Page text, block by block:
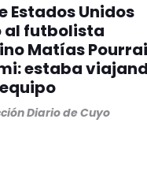
Estados Unidos
al futbolista
Matías
estaba
Diario de Cuyo